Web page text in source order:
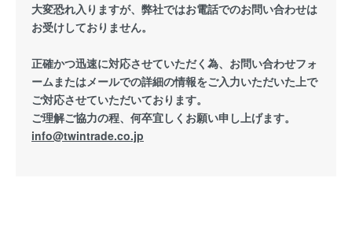
大変恐れ入りますが、弊社ではお電話でのお問い合わせは
お受けしておりません。
正確かつ迅速に対応させていただく為、お問い合わせフォ
ームまたはメールでの詳細の情報をご入力いただいた上で
ご対応させていただいております。
ご理解ご協力の程、何卒宜しくお願い申し上げます。
info@twintrade.co.jp